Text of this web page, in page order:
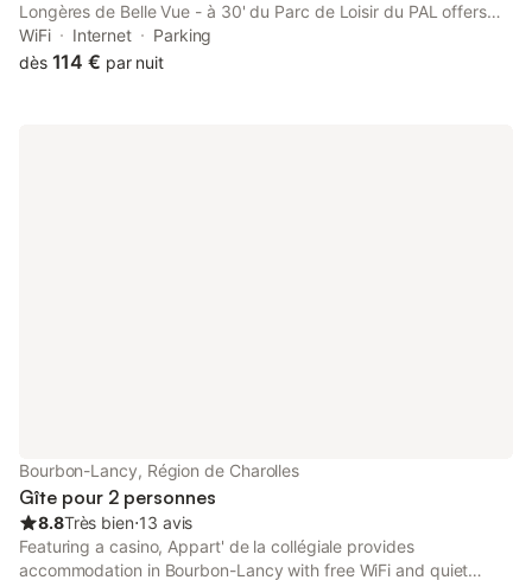
Longères de Belle Vue - à 30' du Parc de Loisir du PAL offers
accommodation in Bourbon-Lancy with access to a garden, a
shared lounge, as well as a shared kitchen.
WiFi Internet
Parking
dès 114 € par nuit
Bourbon-Lancy, Région de Charolles
Gîte pour 2 personnes
8.8Très bien⋅13 avis
Featuring a casino, Appart' de la collégiale provides
accommodation in Bourbon-Lancy with free WiFi and quiet